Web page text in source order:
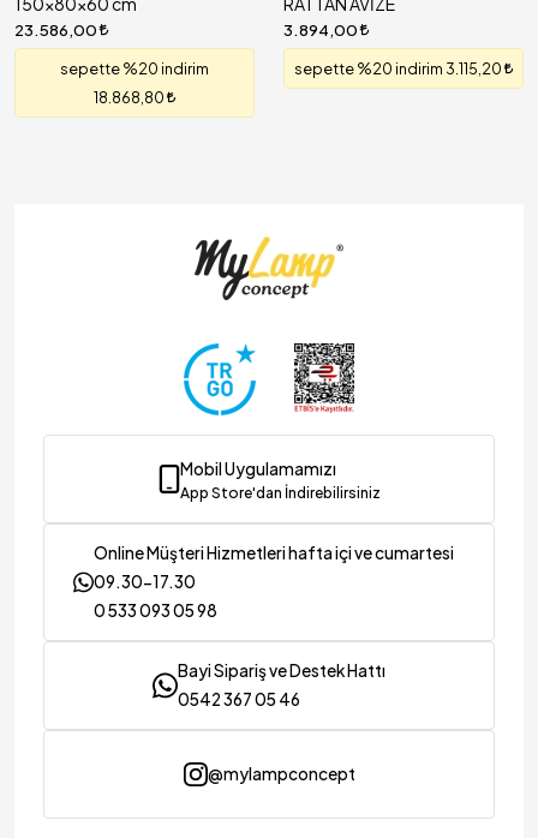
23.586,00
sepette %20 indirim
18.868,80
3.894,00
sepette %20 indirim 3.115,20
Mobil Uygulamamızı
App Store'dan İndirebilirsiniz
Online Müşteri Hizmetleri hafta içi ve cumartesi
09.30-17.30
0 533 093 05 98
Bayi Sipariş ve Destek Hattı
0542 367 05 46
@mylampconcept